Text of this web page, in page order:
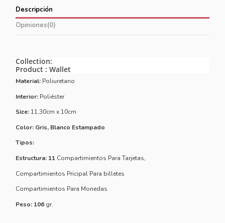
Descripción
Opiniones(0)
Collection:
Product : Wallet
Material: Poliuretano
Interior: Poliéster
Size: 11,30cm x 10cm
Color: Gris, Blanco Estampado
Tipos:
Estructura: 11 Compartimientos Para Tarjetas,
Compartimientos Pricipal Para billetes
Compartimientos Para Monedas
Peso: 106 gr.